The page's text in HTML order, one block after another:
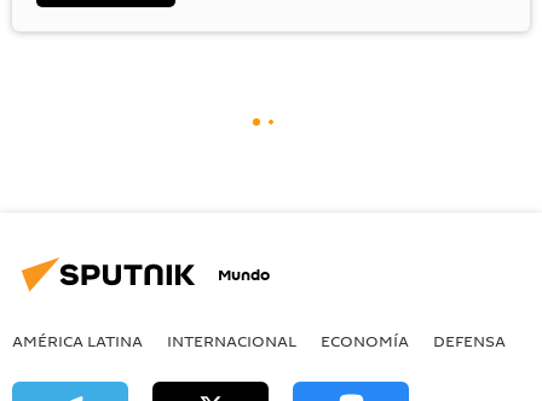
Mundo
AMÉRICA LATINA INTERNACIONAL ECONOMÍA DEFENSA